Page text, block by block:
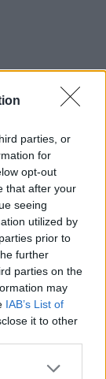
parties, or
for
opt-out
that after your
seeing
utilized by
prior to
further
parties on the
may
IAB’s List of
it to other
(șefa
Planul de
acesteia în